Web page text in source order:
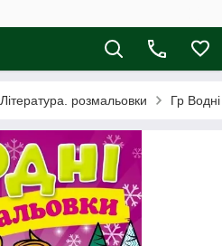
Література. розмальовки Гр